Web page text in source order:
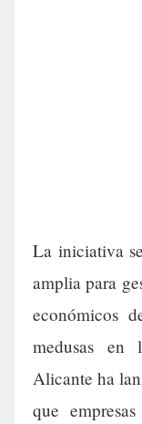
La iniciativa
amplia para
económicos
medusas en
Alicante ha
que